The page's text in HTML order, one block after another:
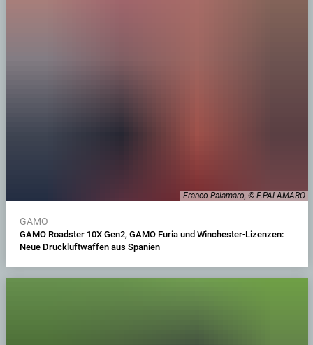
Franco Palamaro, © F.PALAMARO
GAMO
GAMO Roadster 10X Gen2, GAMO Furia und Winchester-Lizenzen:
Neue Druckluftwaffen aus Spanien